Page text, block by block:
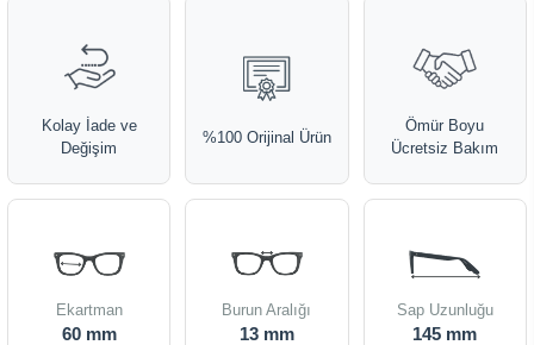
Kolay İade ve
Değişim
%100 Orijinal Ürün
Ömür Boyu
Ücretsiz Bakım
Ekartman
60 mm
Burun Aralığı
13 mm
Sap Uzunluğu
145 mm